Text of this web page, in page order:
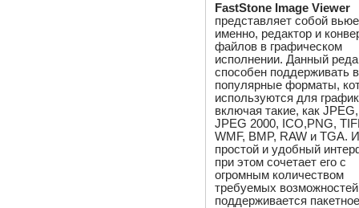
FastStone Image Viewer
представляет собой
именно, редактор и
файлов в графическом
исполнении. Данный
способен поддерживать
популярные форматы,
используются для
включая такие, как
JPEG 2000, ICO,PNG,
WMF, BMP, RAW и TGA.
простой и удобный
при этом сочетает его с
огромным количеством
требуемых
поддерживается